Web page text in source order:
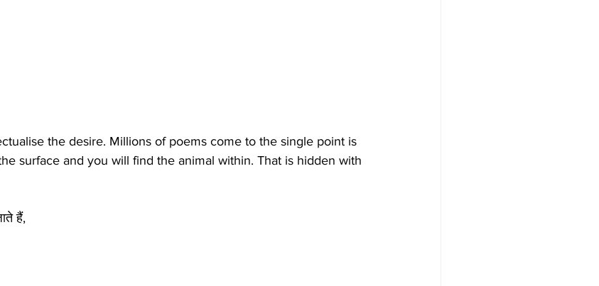
the desire. Millions of poems come to the single point is
surface and you will find the animal within. That is hidden with
हैं,